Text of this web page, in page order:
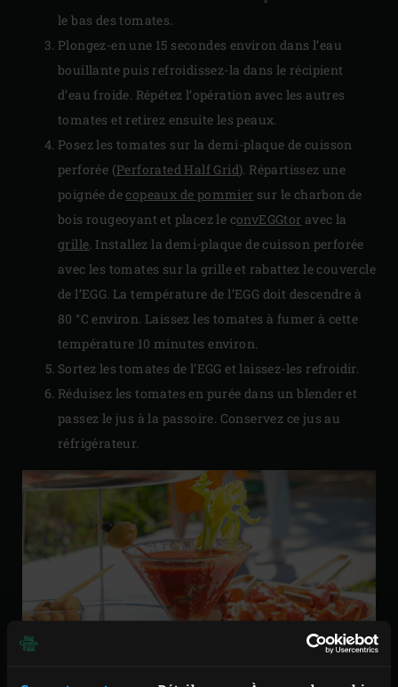
le bas des tomates.
Plongez-en une 15 secondes environ dans l’eau
bouillante puis refroidissez-la dans le récipient
d’eau froide. Répétez l’opération avec les autres
tomates et retirez ensuite les peaux.
Posez les tomates sur la demi-plaque de cuisson
perforée (Perforated Half Grid). Répartissez une
poignée decopeaux de pommier sur le charbon de
bois rougeoyant et placez le convEGGtor avec la
grille. Installez la demi-plaque de cuisson perforée
avec les tomates sur la grille et rabattez le couvercle
de l’EGG. La température de l’EGG doit descendre à
80 °C environ. Laissez les tomates à fumer à cette
température 10 minutes environ.
Sortez les tomates de l’EGG et laissez-les refroidir.
Réduisez les tomates en purée dans un blender et
passez le jus à la passoire. Conservez ce jus au
réfrigérateur.